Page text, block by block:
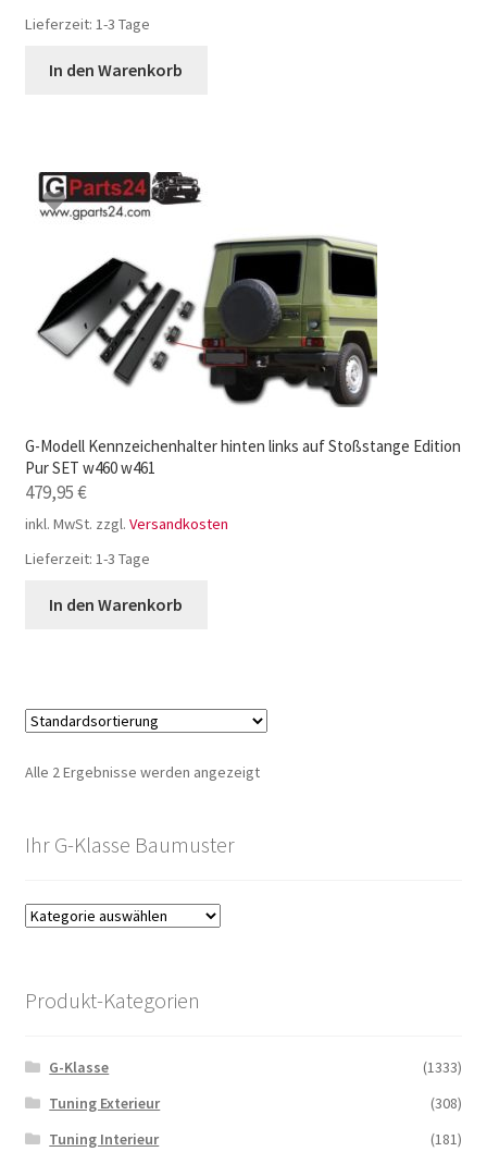
Lieferzeit: 1-3 Tage
In den Warenkorb
G-Modell Kennzeichenhalter hinten links auf Stoßstange Edition
Pur SET w460 w461
479,95€
inkl. MwSt. zzgl. Versandkosten
Lieferzeit: 1-3 Tage
In den Warenkorb
Alle 2 Ergebnisse werden angezeigt
Ihr G-Klasse Baumuster
Produkt-Kategorien
G-Klasse
(1333)
Tuning Exterieur
(308)
Tuning Interieur
(181)